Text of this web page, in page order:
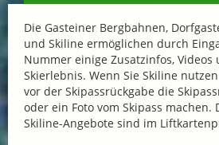
Die Gasteiner Bergbahnen,
und Skiline ermöglichen durch
Nummer einige Zusatzinfos, Videos
Skierlebnis. Wenn Sie Skiline
vor der Skipassrückgabe die
oder ein Foto vom Skipass machen.
Skiline-Angebote sind im